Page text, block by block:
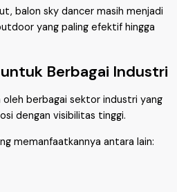
balon sky dancer masih menjadi
yang paling efektif hingga
Berbagai Industri
oleh berbagai sektor industri yang
dengan visibilitas tinggi.
memanfaatkannya antara lain: